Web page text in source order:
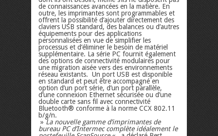
de connaissances avancées en la matière. En
outre, les imprimantes sont programmables et
offrent la possibilité d’ajouter directement des
claviers USB standard, des balances ou d’autres
équipements pour des applications
personnalisées en vue de simplifier les
processus et d’éliminer le besoin de matériel
supplémentaire. La série PC fournit également
des options de connectivité modulaires pour
une migration aisée vers des environnements
réseau existants. Un port USB est disponible
en standard et peut être accompagné en
option d’un port série, d’un port parallèle,
d’une connexion Ethernet sécurisée ou d’une
double carte sans fil avec connectivité
Bluetooth® conforme à la norme CCX 802.11
b/g/n.
»La nouvelle gamme d’imprimantes de
bureau PC d’Intermec complète idéalement le